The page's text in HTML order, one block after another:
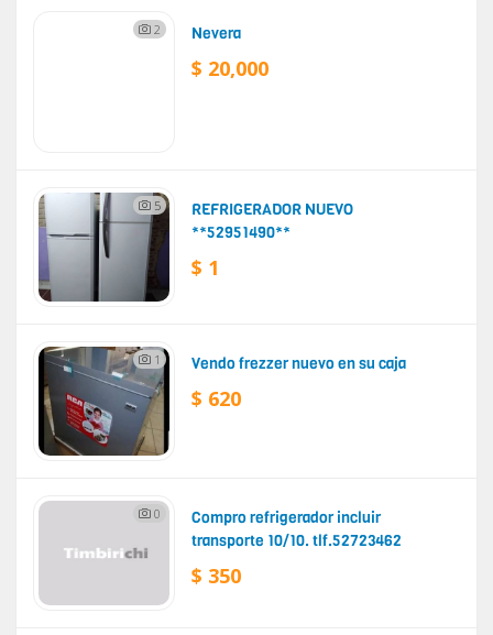
2 Nevera
$ 20,000
5
REFRIGERADOR NUEVO
**52951490**
$ 1
1 Vendo frezzer nuevo en su caja
$ 620
0
Compro refrigerador incluir
transporte 10/10. tlf.52723462
$ 350